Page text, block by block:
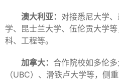
澳大利亚： 对接悉尼大学
学、昆士兰大学、伍伦贡大学
科、工程等。
加拿大： 合作院校如多伦
（UBC）、滑铁卢大学等，侧